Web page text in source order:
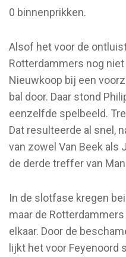
0 binnenprikken.
Alsof het voor de
Rotterdammers nog
Nieuwkoop bij een
bal door. Daar stond
eenzelfde spelbeeld.
Dat resulteerde al snel,
van zowel Van Beek als
de derde treffer van
In de slotfase kregen
maar de
elkaar. Door de
lijkt het voor Feyenoord